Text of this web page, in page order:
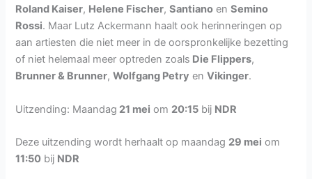
Roland Kaiser, Helene Fischer,Santiano enSemino
Rossi. Maar Lutz Ackermann haalt ook herinneringen op
aan artiesten die niet meer in de oorspronkelijke bezetting
of niet helemaal meer optreden zoals Die Flippers,
Brunner & Brunner,Wolfgang Petry enVikinger.
Uitzending: Maandag 21 mei om 20:15 bij NDR
Deze uitzending wordt herhaalt op maandag 29 mei om
11:50 bij NDR